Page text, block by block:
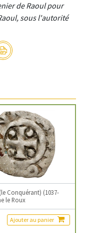
de Raoul pour
sous l'autorité
Conquérant) (1037-
le Roux
Ajouter au panier